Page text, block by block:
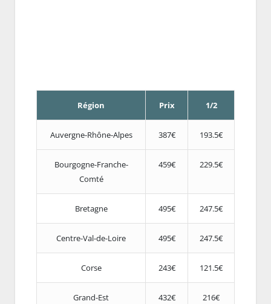
Région Prix 1/2
Auvergne-Rhône-Alpes 387€ 193.5€
Bourgogne-Franche-
Comté
459€ 229.5€
Bretagne 495€ 247.5€
Centre-Val-de-Loire 495€ 247.5€
Corse 243€ 121.5€
Grand-Est 432€ 216€